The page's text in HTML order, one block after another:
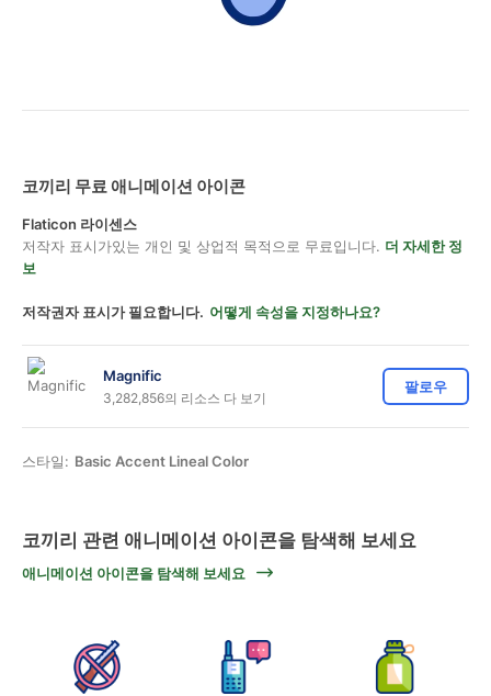
코끼리 무료 애니메이션 아이콘
Flaticon 라이센스
저작자 표시가있는 개인 및 상업적 목적으로 무료입니다. 더 자세한 정
보
저작권자 표시가 필요합니다. 어떻게 속성을 지정하나요?
Magnific
3,282,856의 리소스 다 보기
팔로우
스타일: Basic Accent Lineal Color
코끼리 관련 애니메이션 아이콘을 탐색해 보세요
애니메이션 아이콘을 탐색해 보세요